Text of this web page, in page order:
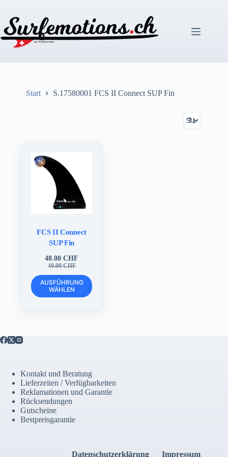
springen
Start S.17580001 FCS II Connect SUP Fin
FCS II Connect
SUP Fin
49.00CHF
Ursprünglicher
Preis
war:
49.00 CHF
48.00CHF
Aktueller
Preis
ist:
48.00 CHF.
AUSFÜHRUNG
WÄHLEN
Dieses
Produkt
weist
der
Produktseite
gewählt
werden
Kontakt und Beratung
Lieferzeiten / Verfügbarkeiten
Reklamationen und Garantie
Rücksendungen
Gutscheine
Bestpreisgarantie
Datenschutzerklärung Impressum